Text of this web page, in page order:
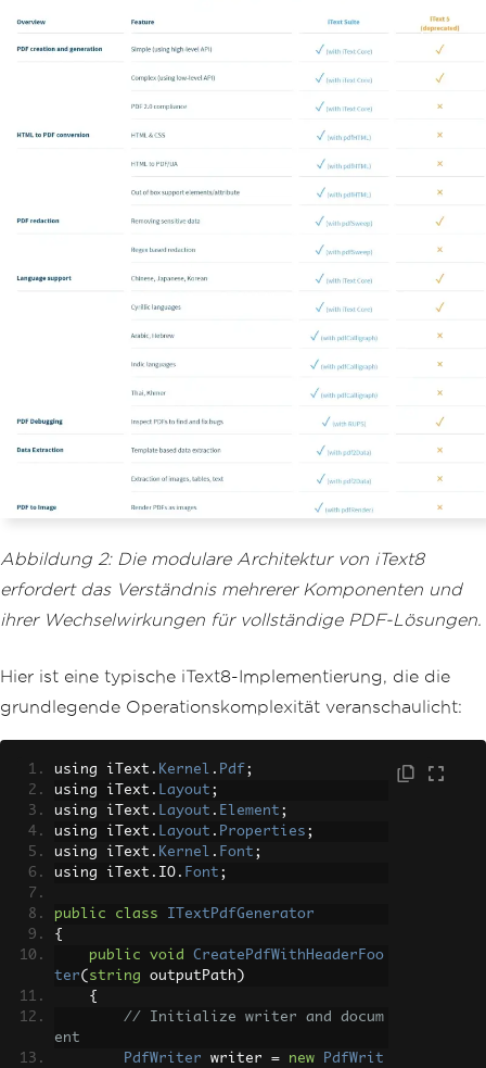
Abbildung 2: Die modulare Architektur von iText8
erfordert das Verständnis mehrerer Komponenten und
ihrer Wechselwirkungen für vollständige PDF-Lösungen.
Hier ist eine typische iText8-Implementierung, die die
grundlegende Operationskomplexität veranschaulicht:
using iText . Kernel . Pdf ;
using iText . Layout ;
using iText . Layout . Element ;
using iText . Layout . Properties ;
using iText . Kernel . Font ;
using iText . IO . Font ;
public class
ITextPdfGenerator
{
public
void
CreatePdfWithHeaderFoo
ter( string outputPath )
{
// Initialize writer and docum
ent
PdfWriter writer = new PdfWrit